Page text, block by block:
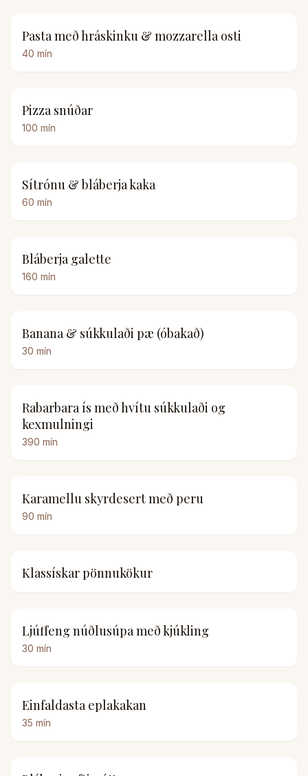
Pasta með hráskinku & mozzarella osti
40 mín
Pizza snúðar
100 mín
Sítrónu & bláberja kaka
60 mín
Bláberja galette
160 mín
Banana & súkkulaði pæ (óbakað)
30 mín
Rabarbara ís með hvítu súkkulaði og
kexmulningi
390 mín
Karamellu skyrdesert með peru
90 mín
Klassískar pönnukökur
Ljúffeng núðlusúpa með kjúkling
30 mín
Einfaldasta eplakakan
35 mín